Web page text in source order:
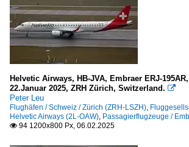
Helvetic Airways, HB-JVA, Embraer ERJ-
22.Januar 2025, ZRH Zürich, Switzerland. 
Peter Leu
Flughäfen / Schweiz / Zürich (ZRH-LSZH),
Helvetic Airways (2L-OAW), Passagierflugzeuge /
 94 1200x800 Px, 06.02.2025